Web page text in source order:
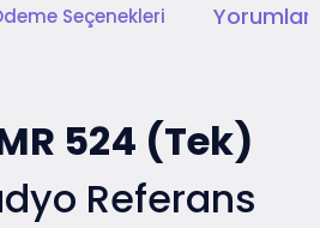
Seçenekleri
524 (Tek)
Referans